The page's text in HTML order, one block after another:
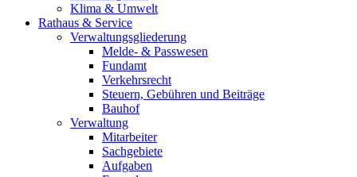
Klima & Umwelt
Rathaus & Service
Verwaltungsgliederung
Melde- & Passwesen
Fundamt
Verkehrsrecht
Steuern, Gebühren und Beiträge
Bauhof
Verwaltung
Mitarbeiter
Sachgebiete
Aufgaben